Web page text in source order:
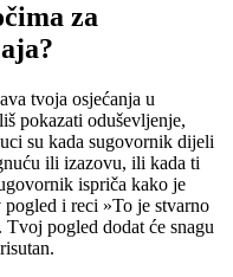
za
tvoja osjećanja u
pokazati oduševljenje,
su kada sugovornik dijeli
ili izazovu, ili kada ti
ispriča kako je
i reci »To je stvarno
pogled dodat će snagu